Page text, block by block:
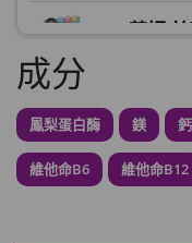
草姬
草姬
此商品
成分
鳳梨蛋白酶 鎂 鈣
維他命B6 維他命B12